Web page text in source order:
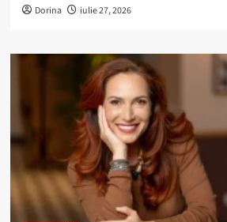
Dorina iulie 27, 2026